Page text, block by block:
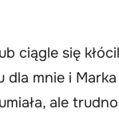
ciągle się
mnie i
ale